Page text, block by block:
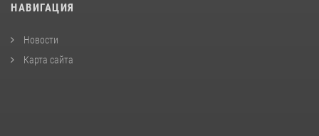
НАВИГАЦИЯ
Новости
Карта сайта